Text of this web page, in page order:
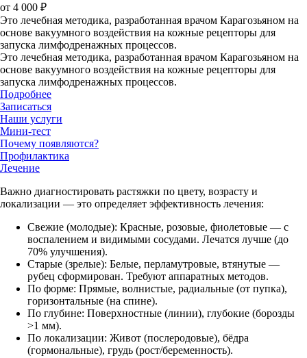
от 4 000 ₽
Это лечебная методика, разработанная врачом Карагозьяном на
основе вакуумного воздействия на кожные рецепторы для
запуска лимфодренажных процессов.
Это лечебная методика, разработанная врачом Карагозьяном на
основе вакуумного воздействия на кожные рецепторы для
запуска лимфодренажных процессов.
Подробнее
Записаться
Наши услуги
Мини-тест
Почему появляются?
Профилактика
Лечение
Важно диагностировать растяжки по цвету, возрасту и
локализации — это определяет эффективность лечения:
Свежие (молодые): Красные, розовые, фиолетовые — с
воспалением и видимыми сосудами. Лечатся лучше (до
70% улучшения).
Старые (зрелые): Белые, перламутровые, втянутые —
рубец сформирован. Требуют аппаратных методов.
По форме: Прямые, волнистые, радиальные (от пупка),
горизонтальные (на спине).
По глубине: Поверхностные (линии), глубокие (борозды
>1 мм).
По локализации: Живот (послеродовые), бёдра
(гормональные), грудь (рост/беременность).